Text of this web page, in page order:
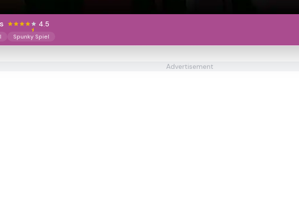
4.5
Spunky Spiel
Advertisement